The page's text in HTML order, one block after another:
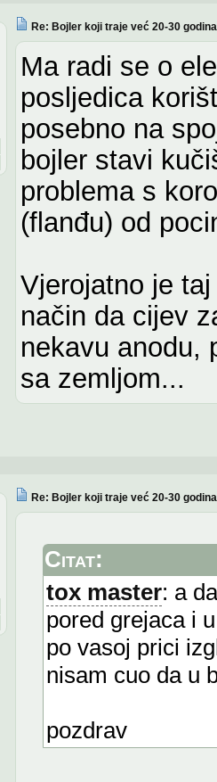
Re: Bojler koji traje već 20-30
Ma radi se o
posljedica
posebno na
bojler stavi
problema s
(flanđu) od
Vjerojatno je
način da cijev
nekavu anodu,
sa zemljom...
Re: Bojler koji traje već 20-30
Citat:
tox master: a
pored grejaca i
po vasoj prici
nisam cuo da u
pozdrav